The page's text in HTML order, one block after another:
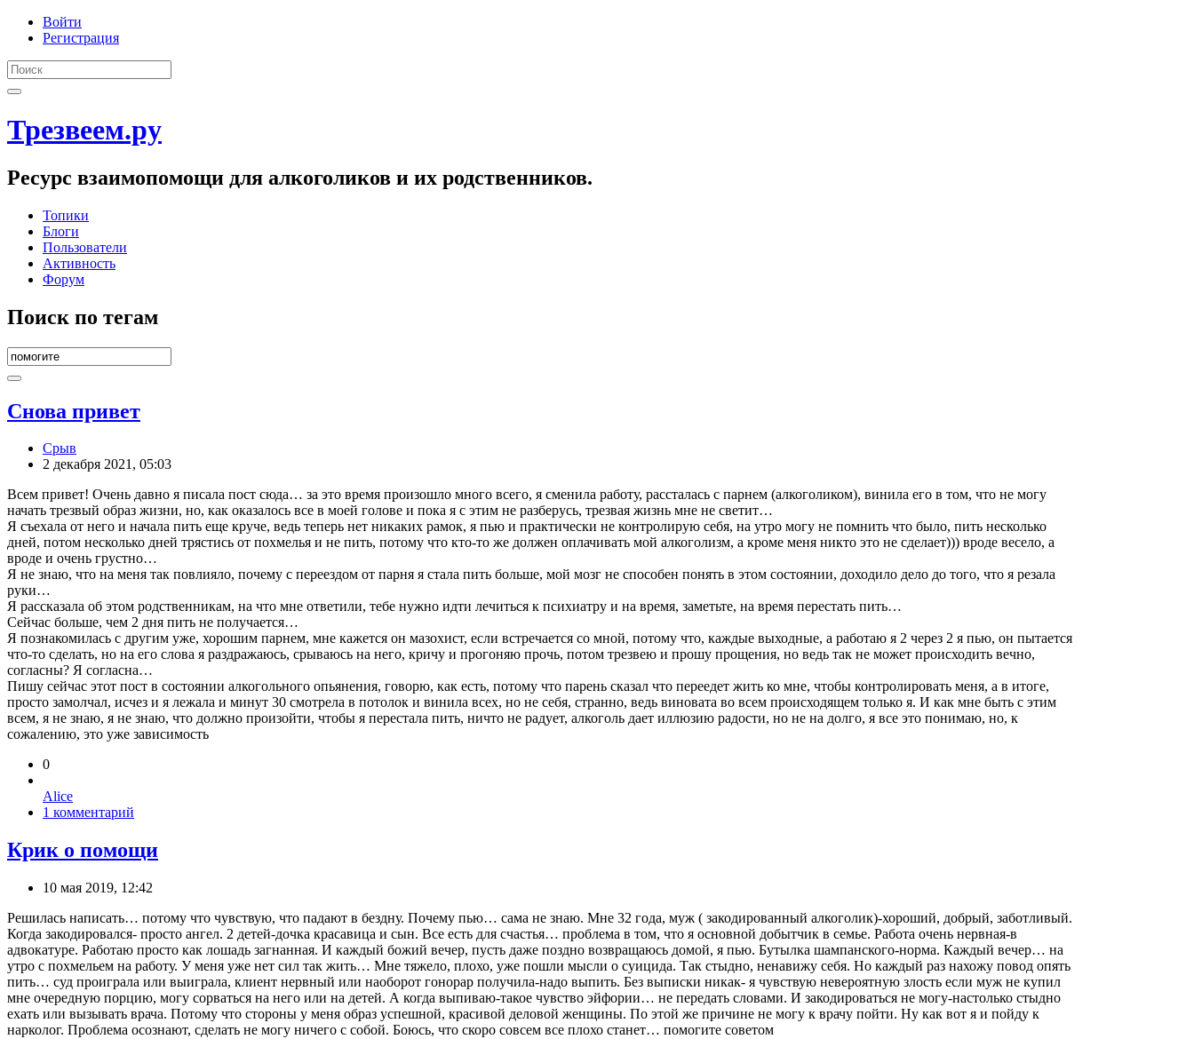
Войти
Регистрация
Трезвеем.ру
Ресурс взаимопомощи для алкоголиков и их родственников.
Топики
Блоги
Пользователи
Активность
Форум
Поиск по тегам
Снова привет
Срыв
2 декабря 2021, 05:03
Всем привет! Очень давно я писала пост сюда… за это время произошло много всего, я сменила работу, рассталась с парнем (алкоголиком), винила его в том, что не могу
начать трезвый образ жизни, но, как оказалось все в моей голове и пока я с этим не разберусь, трезвая жизнь мне не светит…
Я съехала от него и начала пить еще круче, ведь теперь нет никаких рамок, я пью и практически не контролирую себя, на утро могу не помнить что было, пить несколько
дней, потом несколько дней трястись от похмелья и не пить, потому что кто-то же должен оплачивать мой алкоголизм, а кроме меня никто это не сделает))) вроде весело, а
вроде и очень грустно…
Я не знаю, что на меня так повлияло, почему с переездом от парня я стала пить больше, мой мозг не способен понять в этом состоянии, доходило дело до того, что я резала
руки…
Я рассказала об этом родственникам, на что мне ответили, тебе нужно идти лечиться к психиатру и на время, заметьте, на время перестать пить…
Сейчас больше, чем 2 дня пить не получается…
Я познакомилась с другим уже, хорошим парнем, мне кажется он мазохист, если встречается со мной, потому что, каждые выходные, а работаю я 2 через 2 я пью, он пытается
что-то сделать, но на его слова я раздражаюсь, срываюсь на него, кричу и прогоняю прочь, потом трезвею и прошу прощения, но ведь так не может происходить вечно,
согласны? Я согласна…
Пишу сейчас этот пост в состоянии алкогольного опьянения, говорю, как есть, потому что парень сказал что переедет жить ко мне, чтобы контролировать меня, а в итоге,
просто замолчал, исчез и я лежала и минут 30 смотрела в потолок и винила всех, но не себя, странно, ведь виновата во всем происходящем только я. И как мне быть с этим
всем, я не знаю, я не знаю, что должно произойти, чтобы я перестала пить, ничто не радует, алкоголь дает иллюзию радости, но не на долго, я все это понимаю, но, к
сожалению, это уже зависимость
0
Alice
1 комментарий
Крик о помощи
10 мая 2019, 12:42
Решилась написать… потому что чувствую, что падают в бездну. Почему пью… сама не знаю. Мне 32 года, муж ( закодированный алкоголик)-хороший, добрый, заботливый.
Когда закодировался- просто ангел. 2 детей-дочка красавица и сын. Все есть для счастья… проблема в том, что я основной добытчик в семье. Работа очень нервная-в
адвокатуре. Работаю просто как лошадь загнанная. И каждый божий вечер, пусть даже поздно возвращаюсь домой, я пью. Бутылка шампанского-норма. Каждый вечер… на
утро с похмельем на работу. У меня уже нет сил так жить… Мне тяжело, плохо, уже пошли мысли о суицида. Так стыдно, ненавижу себя. Но каждый раз нахожу повод опять
пить… суд проиграла или выиграла, клиент нервный или наоборот гонорар получила-надо выпить. Без выписки никак- я чувствую невероятную злость если муж не купил
мне очередную порцию, могу сорваться на него или на детей. А когда выпиваю-такое чувство эйфории… не передать словами. И закодироваться не могу-настолько стыдно
ехать или вызывать врача. Потому что стороны у меня образ успешной, красивой деловой женщины. По этой же причине не могу к врачу пойти. Ну как вот я и пойду к
нарколог. Проблема осознают, сделать не могу ничего с собой. Боюсь, что скоро совсем все плохо станет… помогите советом